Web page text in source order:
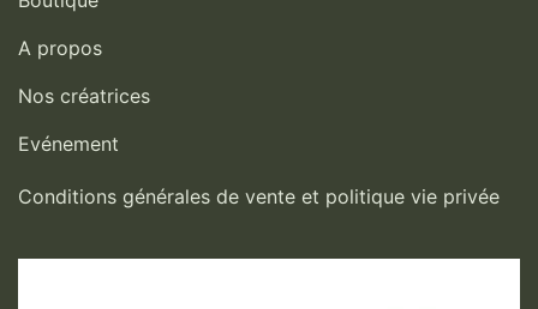
A propos
Nos créatrices
Evénement
Conditions générales de vente et politique vie privée